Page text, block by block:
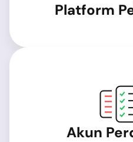
Platform
Akun